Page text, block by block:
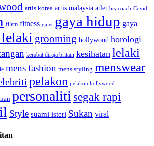
artis korea artis malaysia atlet bts coach Covid
filem fitness gajet gaya hidup gaya
grooming hollywood horologi
kerabat diraja britain kesihatan lelaki
mens fashion mens styling menswear
pelakon pelakon hollywood
personaliti segak rapi
Style suami isteri Sukan viral